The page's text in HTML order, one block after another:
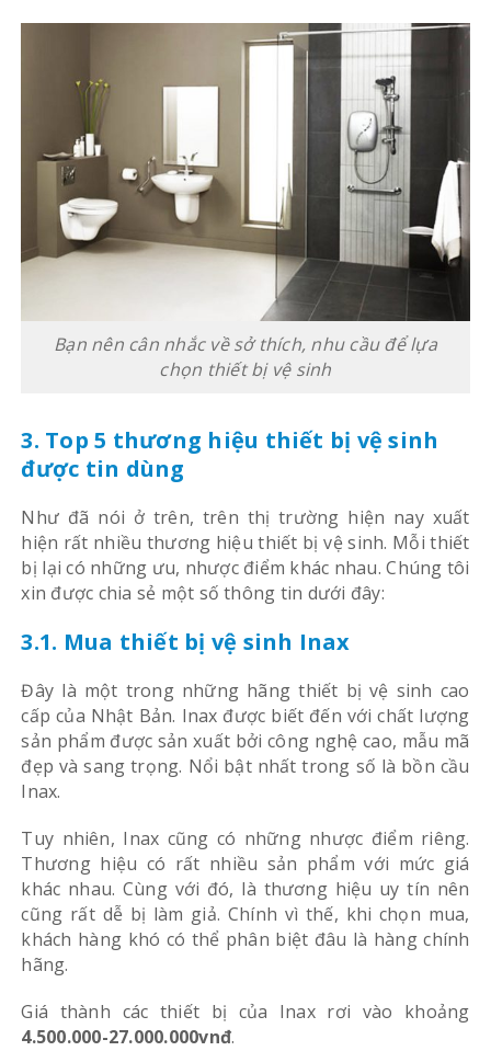
Bạn nên cân nhắc về sở thích, nhu cầu để lựa
chọn thiết bị vệ sinh
3. Top 5 thương hiệu thiết bị vệ sinh
được tin dùng
Như đã nói ở trên, trên thị trường hiện nay xuất
hiện rất nhiều thương hiệu thiết bị vệ sinh. Mỗi thiết
bị lại có những ưu, nhược điểm khác nhau. Chúng tôi
xin được chia sẻ một số thông tin dưới đây:
3.1. Mua thiết bị vệ sinh Inax
Đây là một trong những hãng thiết bị vệ sinh cao
cấp của Nhật Bản. Inax được biết đến với chất lượng
sản phẩm được sản xuất bởi công nghệ cao, mẫu mã
đẹp và sang trọng. Nổi bật nhất trong số là bồn cầu
Inax.
Tuy nhiên, Inax cũng có những nhược điểm riêng.
Thương hiệu có rất nhiều sản phẩm với mức giá
khác nhau. Cùng với đó, là thương hiệu uy tín nên
cũng rất dễ bị làm giả. Chính vì thế, khi chọn mua,
khách hàng khó có thể phân biệt đâu là hàng chính
hãng.
Giá thành các thiết bị của Inax rơi vào khoảng
4.500.000-27.000.000vnđ.